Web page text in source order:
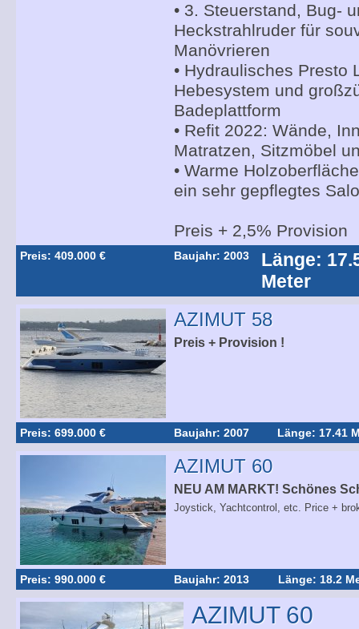
• 3. Steuerstand, Bug-
Heckstrahlruder für
Manövrieren
• Hydraulisches Presto
Hebesystem und
Badeplattform
• Refit 2022: Wände,
Matratzen, Sitzmöbel
• Warme
ein sehr gepflegtes
Preis + 2,5% Provision
Preis: 409.000 € Baujahr: 2003
Länge:
Meter
AZIMUT 58
Preis + Provision !
Preis: 699.000 € Baujahr: 2007 Länge: 17.41
AZIMUT 60
NEU AM MARKT! Schönes
Joystick, Yachtcontrol, etc. Price +
Preis: 990.000 € Baujahr: 2013 Länge: 18.2
AZIMUT 60